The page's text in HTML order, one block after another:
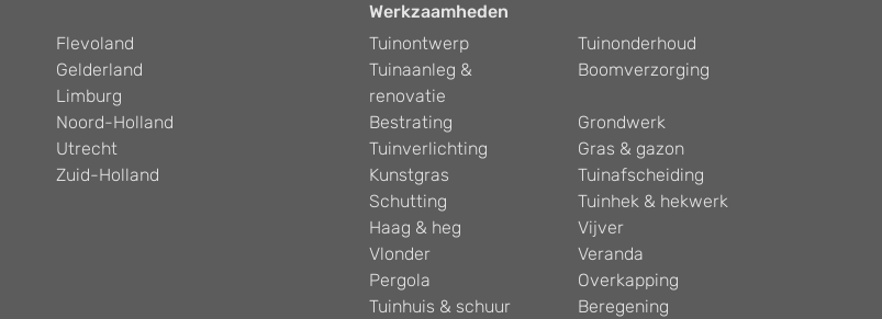
Flevoland
Gelderland
Limburg
Noord-Holland
Utrecht
Zuid-Holland
Werkzaamheden
Tuinontwerp
Tuinonderhoud
Tuinaanleg &
renovatie
Boomverzorging
Bestrating
Grondwerk
Tuinverlichting
Gras & gazon
Kunstgras
Tuinafscheiding
Schutting
Tuinhek & hekwerk
Haag & heg
Vijver
Vlonder
Veranda
Pergola
Overkapping
Tuinhuis & schuur
Beregening